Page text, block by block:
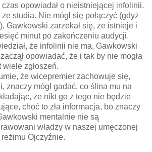
czas opowiadał o nieistniejącej infolinii.
studia. Nie mógł się połączyć (gdyż
Gawkowski zarzekał się, że istnieje i
minut po zakończeniu audycji.
że infolinii nie ma, Gawkowski
opowiadać, że i tak by nie mogła
wiele zgłoszeń.
że wicepremier zachowuje się,
znaczy mógł gadać, co ślina mu na
że nikt go z tego nie będzie
choć to zła informacja, bo znaczy
mentalnie nie są
władzy w naszej umęczonej
Ojczyźnie.